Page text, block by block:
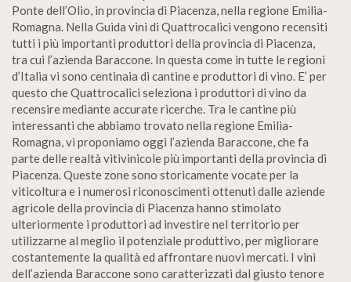
Ponte dell’Olio, in provincia di Piacenza, nella regione Emilia-
Romagna. Nella Guida vini di Quattrocalici vengono recensiti
tutti i più importanti produttori della provincia di Piacenza,
tra cui l’azienda Baraccone. In questa come in tutte le regioni
d’Italia vi sono centinaia di cantine e produttori di vino. E’ per
questo che Quattrocalici seleziona i produttori di vino da
recensire mediante accurate ricerche. Tra le cantine più
interessanti che abbiamo trovato nella regione Emilia-
Romagna, vi proponiamo oggi l’azienda Baraccone, che fa
parte delle realtà vitivinicole più importanti della provincia di
Piacenza. Queste zone sono storicamente vocate per la
viticoltura e i numerosi riconoscimenti ottenuti dalle aziende
agricole della provincia di Piacenza hanno stimolato
ulteriormente i produttori ad investire nel territorio per
utilizzarne al meglio il potenziale produttivo, per migliorare
costantemente la qualità ed affrontare nuovi mercati. I vini
dell’azienda Baraccone sono caratterizzati dal giusto tenore